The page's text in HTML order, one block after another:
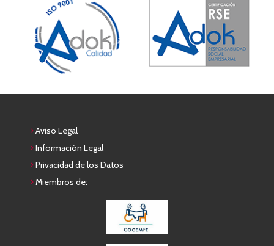
Aviso Legal
Información Legal
Privacidad de los Datos
Miembros de: